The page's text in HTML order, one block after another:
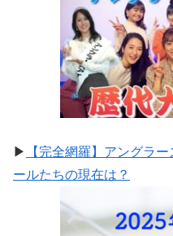
▶
【完全網羅】アングラ
ールたちの現在は？